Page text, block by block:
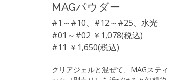
MAGパウダー
#1～#10、#12～#25、水光
#01～#02 ￥1,078(税込)
#11 ￥1,650(税込)
クリアジェルと混ぜて、MAGスティ